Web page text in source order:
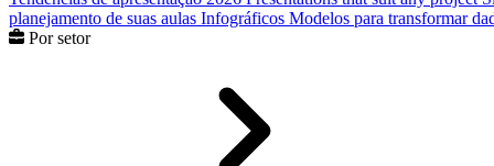
planejamento de suas aulas Infográficos Modelos para transformar
Por setor